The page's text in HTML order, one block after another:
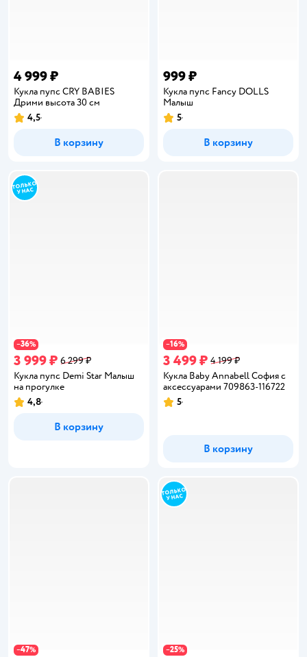
4 999 ₽
Кукла пупс CRY BABIES
Дрими высота 30 см
Рейтинг:
4,5
В корзину
999 ₽
Кукла пупс Fancy DOLLS
Малыш
Рейтинг:
5
В корзину
−36%
3 999 ₽ 6 299 ₽
Кукла пупс Demi Star Малыш
на прогулке
Рейтинг:
4,8
В корзину
−16%
3 499 ₽ 4 199 ₽
Кукла Baby Annabell София с
аксессуарами 709863-116722
Рейтинг:
5
В корзину
−47% −25%